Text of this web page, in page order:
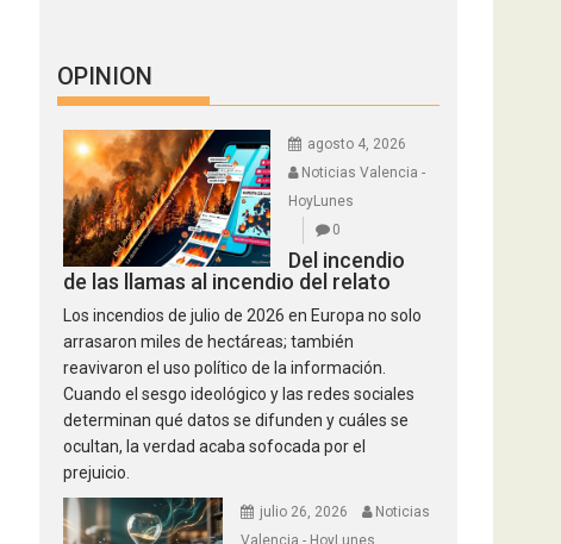
OPINION
agosto 4, 2026
Noticias Valencia -
HoyLunes
0
Del incendio
de las llamas al incendio del relato
Los incendios de julio de 2026 en Europa no solo
arrasaron miles de hectáreas; también
reavivaron el uso político de la información.
Cuando el sesgo ideológico y las redes sociales
determinan qué datos se difunden y cuáles se
ocultan, la verdad acaba sofocada por el
prejuicio.
julio 26, 2026
Noticias
Valencia - HoyLunes